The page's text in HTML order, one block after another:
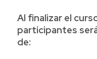
Al finalizar el
participantes
de: